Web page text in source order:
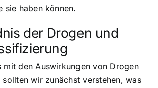
sie haben können.
der Drogen und
mit den Auswirkungen von Drogen
sollten wir zunächst verstehen, was